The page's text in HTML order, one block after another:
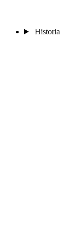
Historia